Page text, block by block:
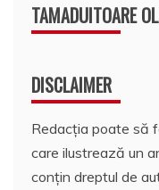
TAMADUITOARE
DISCLAIMER
Redacția poate să
care ilustrează un
conțin dreptul de